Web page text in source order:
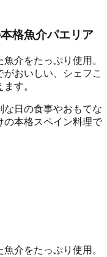
格魚介パエリア
介をたっぷり使用。
おいしい、シェフこ
す。
日の食事やおもてな
の本格スペイン料理で
介をたっぷり使用。